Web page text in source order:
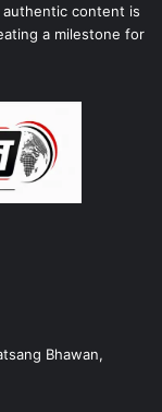
content is
a milestone for
Bhawan,